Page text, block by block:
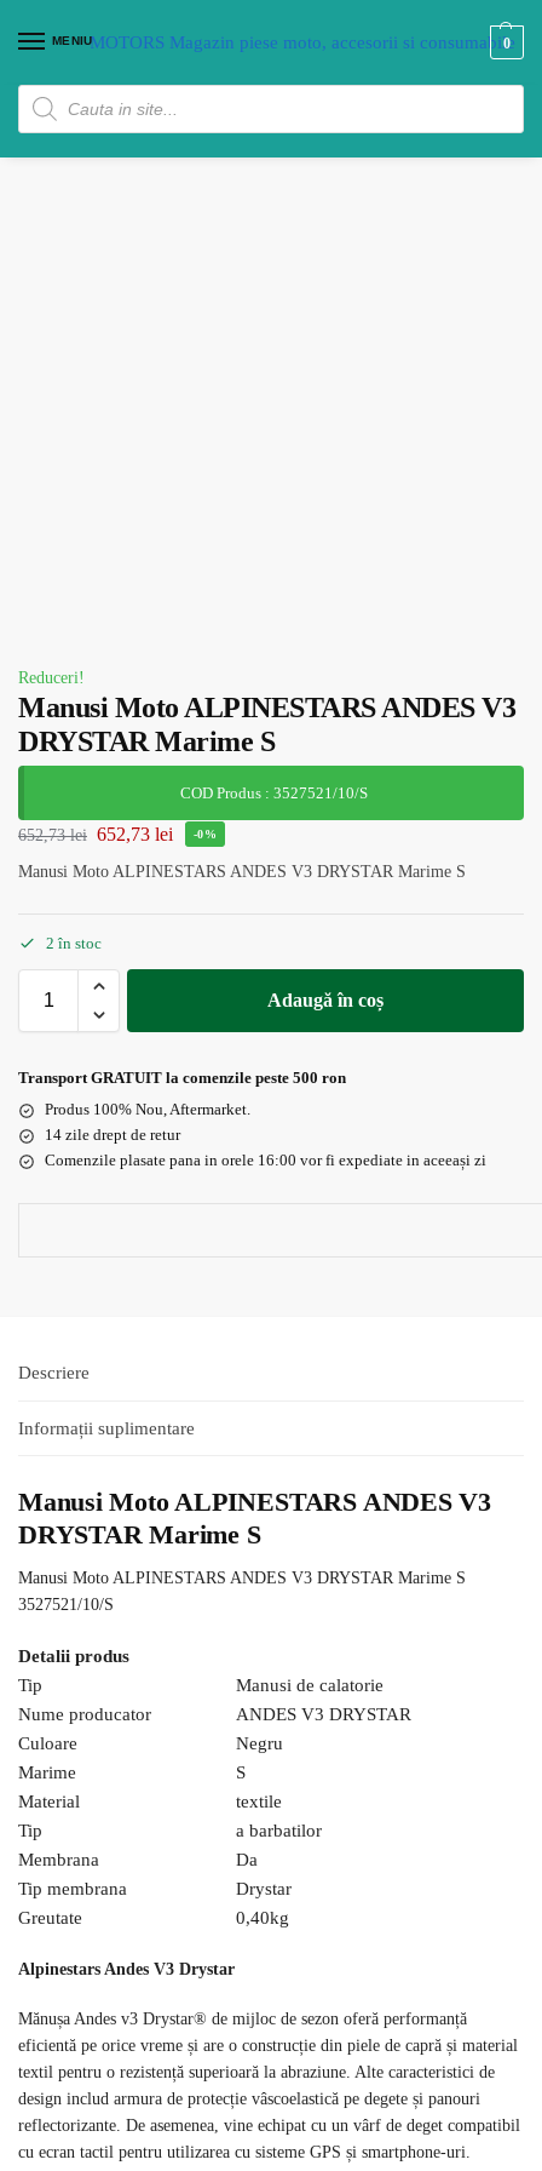
MENIU 0
Reduceri!
Manusi Moto ALPINESTARS ANDES V3
DRYSTAR Marime S
COD Produs : 3527521/10/S
652,73lei 652,73 lei -0%
Manusi Moto ALPINESTARS ANDES V3 DRYSTAR Marime S
2 în stoc
Adaugă în coș
Transport GRATUIT la comenzile peste 500 ron
Produs 100% Nou, Aftermarket.
14 zile drept de retur
Comenzile plasate pana in orele 16:00 vor fi expediate in aceeași zi
Descriere
Informații suplimentare
Manusi Moto ALPINESTARS ANDES V3
DRYSTAR Marime S
Manusi Moto ALPINESTARS ANDES V3 DRYSTAR Marime S
3527521/10/S
Detalii produs
Tip
Manusi de calatorie
Nume producator
ANDES V3 DRYSTAR
Culoare
Negru
Marime
S
Material
textile
Tip
a barbatilor
Membrana
Da
Tip membrana
Drystar
Greutate
0,40kg
Alpinestars Andes V3 Drystar
Mănușa Andes v3 Drystar® de mijloc de sezon oferă performanță
eficientă pe orice vreme și are o construcție din piele de capră și material
textil pentru o rezistență superioară la abraziune. Alte caracteristici de
design includ armura de protecție vâscoelastică pe degete și panouri
reflectorizante. De asemenea, vine echipat cu un vârf de deget compatibil
cu ecran tactil pentru utilizarea cu sisteme GPS și smartphone-uri.